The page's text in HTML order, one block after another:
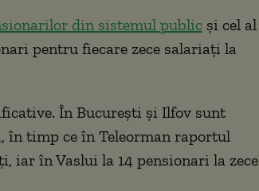
din sistemul publicși cel al
pentru fiecare zece salariați la
În București și Ilfov sunt
în timp ce în Teleorman raportul
iar în Vaslui la 14 pensionari la zece